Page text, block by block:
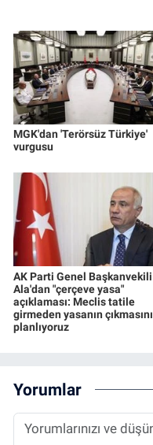
MGK'dan 'Terörsüz Türkiye'
vurgusu
AK Parti Genel Başkanvekili
Ala'dan "çerçeve yasa"
açıklaması: Meclis tatile
girmeden yasanın çıkmasını
planlıyoruz
Yorumlar